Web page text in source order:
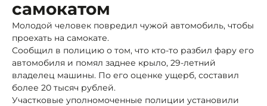
самокатом
Молодой человек повредил чужой автомобиль, чтобы
проехать на самокате.
Сообщил в полицию о том, что кто-то разбил фару его
автомобиля и помял заднее крыло, 29-летний
владелец машины. По его оценке ущерб, составил
более 20 тысяч рублей.
Участковые уполномоченные полиции установили